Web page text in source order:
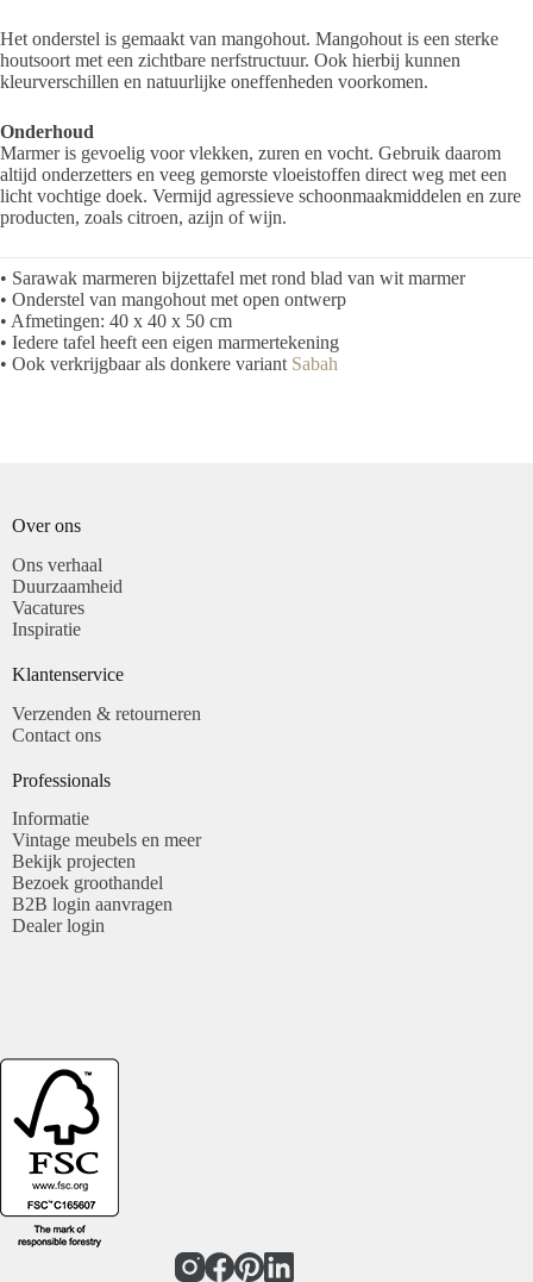
Het onderstel is gemaakt van mangohout. Mangohout is een sterke
houtsoort met een zichtbare nerfstructuur. Ook hierbij kunnen
kleurverschillen en natuurlijke oneffenheden voorkomen.
Onderhoud
Marmer is gevoelig voor vlekken, zuren en vocht. Gebruik daarom
altijd onderzetters en veeg gemorste vloeistoffen direct weg met een
licht vochtige doek. Vermijd agressieve schoonmaakmiddelen en zure
producten, zoals citroen, azijn of wijn.
• Sarawak marmeren bijzettafel met rond blad van wit marmer
• Onderstel van mangohout met open ontwerp
• Afmetingen: 40 x 40 x 50 cm
• Iedere tafel heeft een eigen marmertekening
• Ook verkrijgbaar als donkere variant Sabah
Over ons
Ons verhaal
Duurzaamheid
Vacatures
Inspiratie
Klantenservice​
Verzenden & retourneren
Contact ons
Professionals​
Informatie
Vintage meubels en meer
Bekijk projecten
Bezoek groothandel
B2B login aanvragen
Dealer login